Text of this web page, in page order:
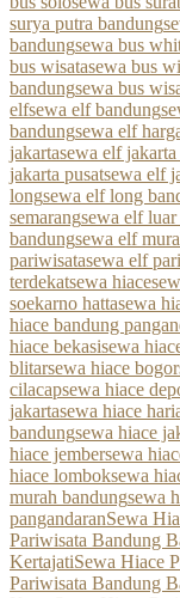
surya putra bandung
bandungsewa bus
bus wisatasewa bus
bandungsewa bus
elfsewa elf bandung
bandungsewa elf
jakartasewa elf
jakarta pusatsewa elf
longsewa elf long
semarangsewa elf
bandungsewa elf
pariwisatasewa elf
terdekatsewa hiace
soekarno hattasewa
hiace bandung
hiace bekasisewa
blitarsewa hiace bogor
cilacapsewa hiace
jakartasewa hiace
bandungsewa hiace
hiace jembersewa
hiace lomboksewa
murah bandungsewa
pangandaranSewa
Pariwisata Bandung
KertajatiSewa Hiace
Pariwisata Bandung